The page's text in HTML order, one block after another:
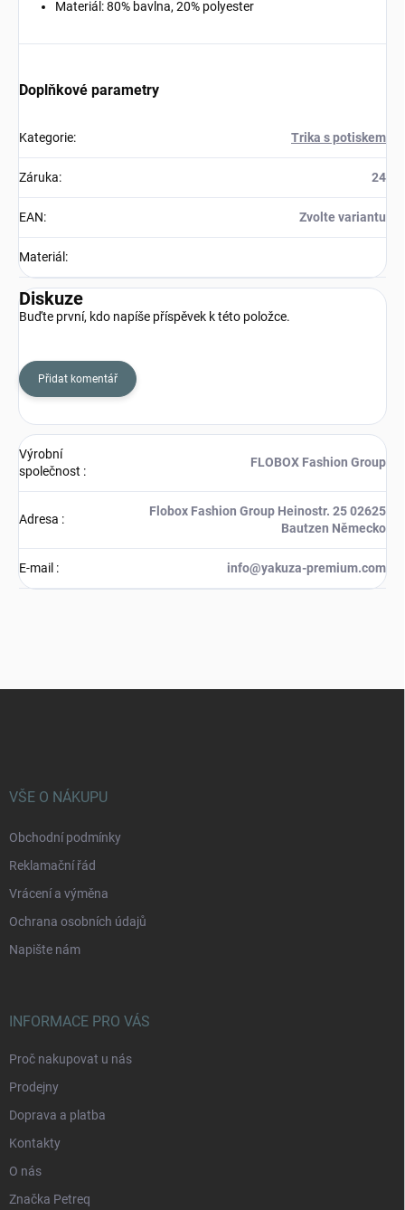
Materiál: 80% bavlna, 20% polyester
Doplňkové parametry
Kategorie: Trika s potiskem
Záruka: 24
EAN: Zvolte variantu
Materiál :
Diskuze
Buďte první, kdo napíše příspěvek k této položce.
Přidat komentář
Výrobní
společnost :
FLOBOX Fashion Group
Adresa :
Flobox Fashion Group Heinostr. 25 02625
Bautzen Německo
E-mail : info@yakuza-premium.com
VŠE O NÁKUPU
Obchodní podmínky
Reklamační řád
Vrácení a výměna
Ochrana osobních údajů
Napište nám
INFORMACE PRO VÁS
Proč nakupovat u nás
Prodejny
Doprava a platba
Kontakty
O nás
Značka Petreq